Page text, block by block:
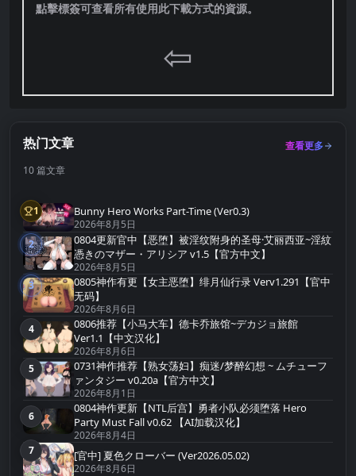
點擊標簽可查看所有使用此下載方式的資源。
⇦
热门文章
查看更多
10 篇文章
第1名
1 Bunny Hero Works Part-Time (Ver0.3)
2026年8月5日
第2名
2
0804更新官中【恶堕】被淫纹附身的圣母·艾丽西亚~淫紋
憑きのマザー・アリシア v1.5【官方中文】
2026年8月5日
第3名
3
0805神作有更【女主恶堕】绯月仙行录 Verv1.291【官中
无码】
2026年8月6日
第4名
4
0806推荐【小马大车】德卡乔旅馆~デカジョ旅館
Ver1.1【中文汉化】
2026年8月6日
第5名
5
0731神作推荐【熟女荡妇】痴迷/梦醉幻想 ~ ムチューフ
ァンタジー v0.20a【官方中文】
2026年8月1日
第6名
6
0804神作更新【NTL后宫】勇者小队必须堕落 Hero
Party Must Fall v0.62 【AI加载汉化】
2026年8月4日
第7名
7 [官中] 夏色クローバー (Ver2026.05.02)
2026年8月6日